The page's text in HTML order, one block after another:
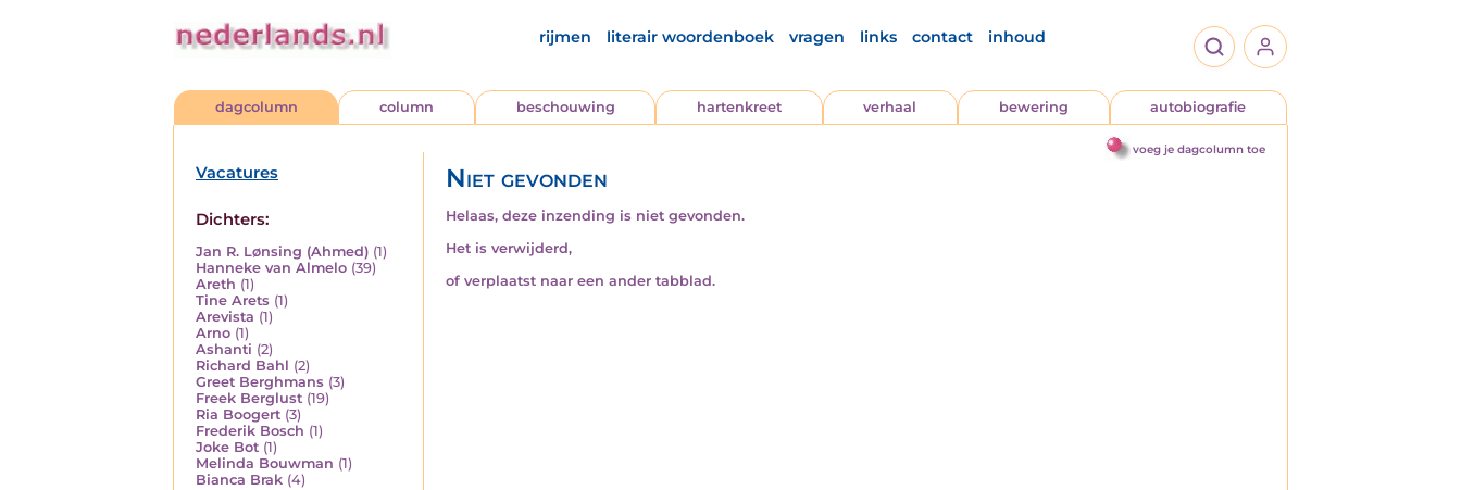
rijmen literair woordenboek vragen links contact inhoud
dagcolumn column beschouwing hartenkreet verhaal bewering autobiografie
voeg je dagcolumn toe
Vacatures
Dichters:
Jan R. Lønsing (Ahmed) (1)
Hanneke van Almelo (39)
Areth (1)
Tine Arets (1)
Arevista (1)
Arno (1)
Ashanti (2)
Richard Bahl (2)
Greet Berghmans (3)
Freek Berglust (19)
Ria Boogert (3)
Frederik Bosch (1)
Joke Bot (1)
Melinda Bouwman (1)
Bianca Brak (4)
Niet gevonden
Helaas, deze inzending is niet gevonden.
Het is verwijderd,
of verplaatst naar een ander tabblad.